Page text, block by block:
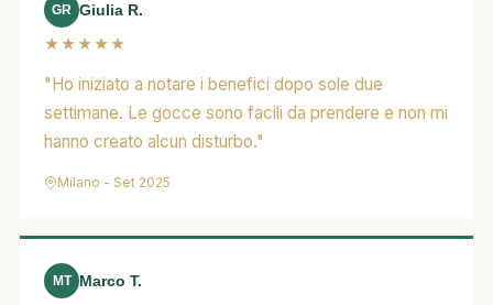
GR Giulia R.
★★★★★
"Ho iniziato a notare i benefici dopo sole due
settimane. Le gocce sono facili da prendere e non mi
hanno creato alcun disturbo."
Milano - Set 2025
MT
Marco T.